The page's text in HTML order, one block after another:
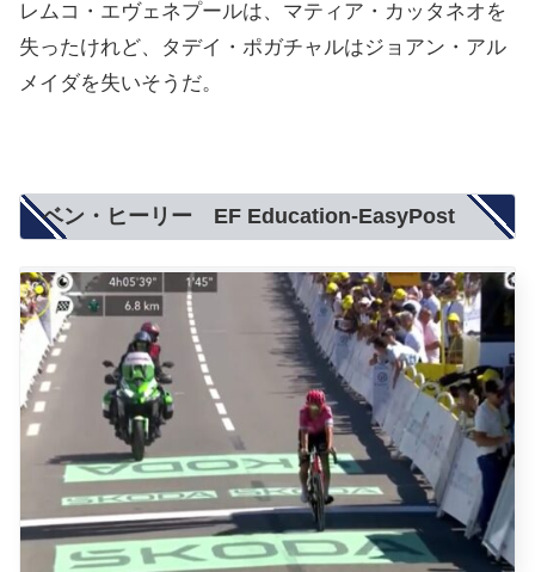
レムコ・エヴェネプールは、マティア・カッタネオを
失ったけれど、タデイ・ポガチャルはジョアン・アル
メイダを失いそうだ。
ベン・ヒーリー EF Education-EasyPost